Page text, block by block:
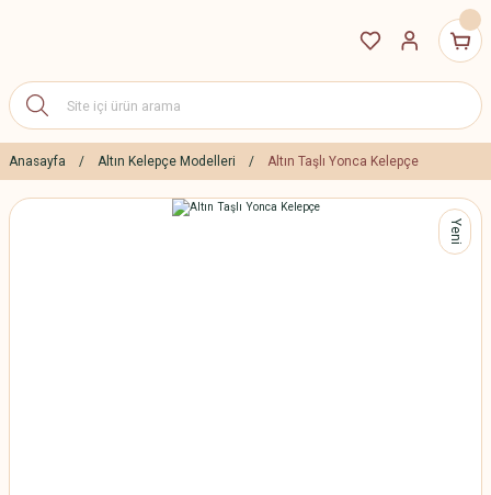
Anasayfa Altın Kelepçe Modelleri Altın Taşlı Yonca Kelepçe
Yeni